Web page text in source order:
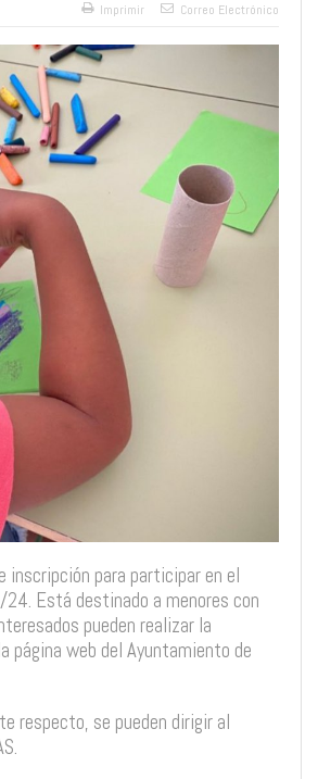
Imprimir Correo Electrónico
inscripción para participar en el
Está destinado a menores con
pueden realizar la
web del Ayuntamiento de
respecto, se pueden dirigir al